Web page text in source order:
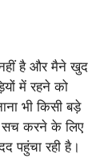
नहीं है और मैने खुद
में रहने को
भी किसी बड़े
सच करने के लिए
पहुंचा रही है।